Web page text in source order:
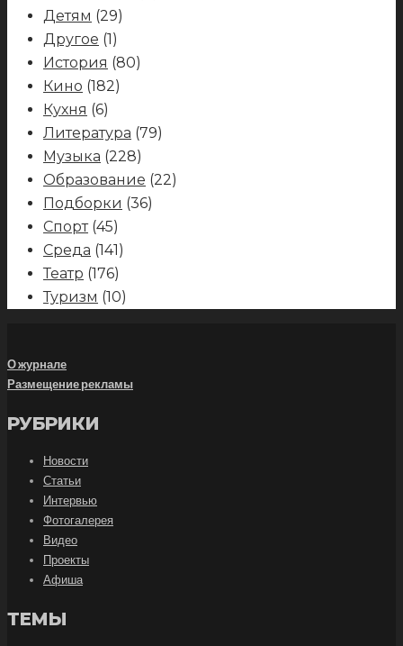
Детям (29)
Другое (1)
История (80)
Кино (182)
Кухня (6)
Литература (79)
Музыка (228)
Образование (22)
Подборки (36)
Спорт(45)
Среда (141)
Театр (176)
Туризм (10)
О журнале
Размещение рекламы
РУБРИКИ
Новости
Статьи
Интервью
Фотогалерея
Видео
Проекты
Афиша
ТЕМЫ